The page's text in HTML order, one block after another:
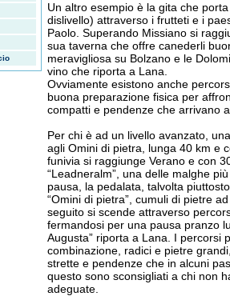
Un altro esempio è la gita che
dislivello) attraverso i frutteti e i
Paolo. Superando Missiano si
sua taverna che offre canederli
meravigliosa su Bolzano e le
vino che riporta a Lana.
Ovviamente esistono anche
buona preparazione fisica per
compatti e pendenze che arrivano
Per chi è ad un livello avanzato,
agli Omini di pietra, lunga 40 km e
funivia si raggiunge Verano e con
“Leadneralm”, una delle malghe
pausa, la pedalata, talvolta
“Omini di pietra”, cumuli di pietre
seguito si scende attraverso
fermandosi per una pausa pranzo
Augusta” riporta a Lana. I percorsi
combinazione, radici e pietre
strette e pendenze che in alcuni
questo sono sconsigliati a chi non
adeguate.